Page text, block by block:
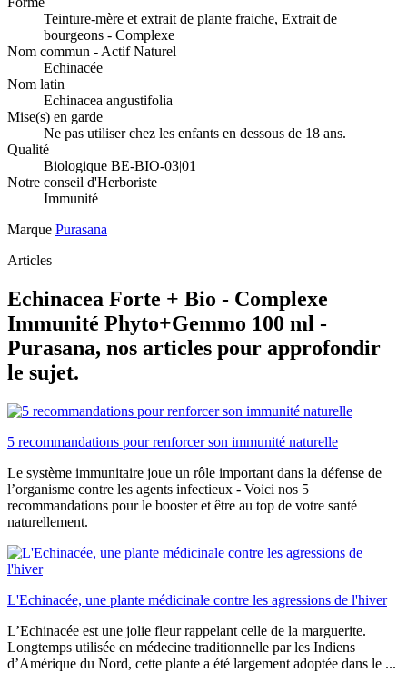
Teinture-mère et extrait de plante fraiche, Extrait de
bourgeons - Complexe
Nom commun - Actif Naturel
Echinacée
Nom latin
Echinacea angustifolia
Mise(s) en garde
Ne pas utiliser chez les enfants en dessous de 18 ans.
Qualité
Biologique BE-BIO-03|01
Notre conseil d'Herboriste
Immunité
Marque Purasana
Articles
Echinacea Forte + Bio - Complexe
Immunité Phyto+Gemmo 100 ml -
Purasana, nos articles pour approfondir
le sujet.
5 recommandations pour renforcer son immunité naturelle
Le système immunitaire joue un rôle important dans la défense de
l’organisme contre les agents infectieux - Voici nos 5
recommandations pour le booster et être au top de votre santé
naturellement.
L'Echinacée, une plante médicinale contre les agressions de l'hiver
L’Echinacée est une jolie fleur rappelant celle de la marguerite.
Longtemps utilisée en médecine traditionnelle par les Indiens
d’Amérique du Nord, cette plante a été largement adoptée dans le ...